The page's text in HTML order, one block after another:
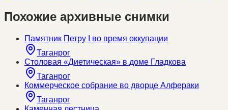
Похожие архивные снимки
Памятник Петру I во время оккупации
Таганрог
Столовая «Диетическая» в доме Гладкова
Таганрог
Коммерческое собрание во дворце Алфераки
Таганрог